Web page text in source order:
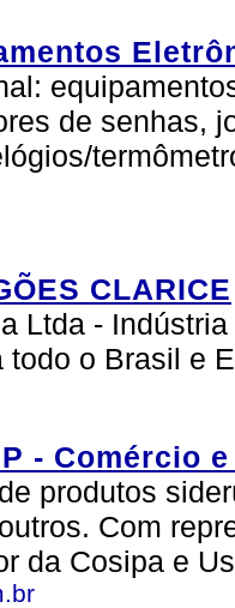
de senhas,
CLARICE
Ltda -
todo o Brasil e
- Comércio
produtos
Com
da Cosipa e